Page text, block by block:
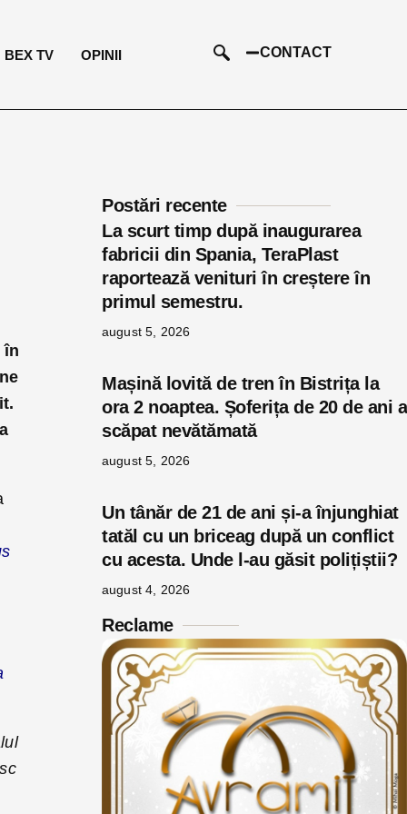
BEX TV OPINII CONTACT
în
Postări recente
La scurt timp după inaugurarea
fabricii din Spania, TeraPlast
raportează venituri în creștere în
primul semestru.
august 5, 2026
Mașină lovită de tren în Bistrița la
ora 2 noaptea. Șoferița de 20 de ani a
scăpat nevătămată
august 5, 2026
Un tânăr de 21 de ani și-a înjunghiat
tatăl cu un briceag după un conflict
cu acesta. Unde l-au găsit polițiștii?
august 4, 2026
Reclame